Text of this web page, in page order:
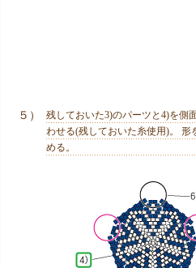
５）
残しておいた3)のパーツと4)を側
わせる(残しておいた糸使用)。
める。